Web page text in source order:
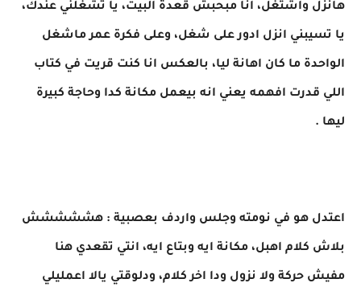
هانزل واشتغل، انا مبحبش قعدة البيت، يا تشغلني عندك،
يا تسيبني انزل ادور على شغل، وعلى فكرة عمر ماشغل
الواحدة ما كان اهانة ليا، بالعكس انا كنت قريت في كتاب
اللي قدرت افهمه يعني انه بيعمل مكانة كدا وحاجة كبيرة
ليها .
اعتدل هو في نومته وجلس واردف بعصبية : هششششش
بلاش كلام اهبل، مكانة ايه وبتاع ايه، انتي تقعدي هنا
مفيش حركة ولا نزول ودا اخر كلام، ودلوقتي يالا اعمليلي